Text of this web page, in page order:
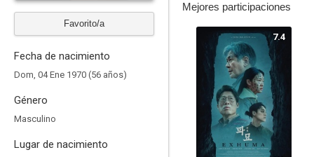
Favorito/a
Fecha de nacimiento
Dom, 04 Ene 1970 (56 años)
Género
Masculino
Lugar de nacimiento
Mejores participaciones
7.4